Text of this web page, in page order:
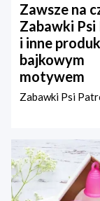
Zawsze na
Zabawki
i inne
bajkowym
motywem
Zabawki Psi